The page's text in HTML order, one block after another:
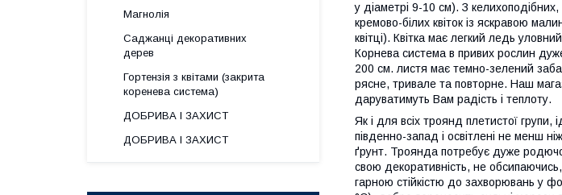
у діаметрі 9-10 см). З
кремово-білих квіток із яскравою
квітці). Квітка має легкий ледь
Корнева система в привих рослин
200 см. листя має темно-зелений
рясне, тривале та повторне. Наш
даруватимуть Вам радість і теплоту.
Як і для всіх троянд плетистої
південно-запад і освітлені не менш
ґрунт. Троянда потребує дуже
свою декоративність, не
гарною стійкістю до захворювань у
Магнолія
Саджанці декоративних
дерев
Гортензія з квітами (закрита
коренева система)
ДОБРИВА І ЗАХИСТ
ДОБРИВА І ЗАХИСТ